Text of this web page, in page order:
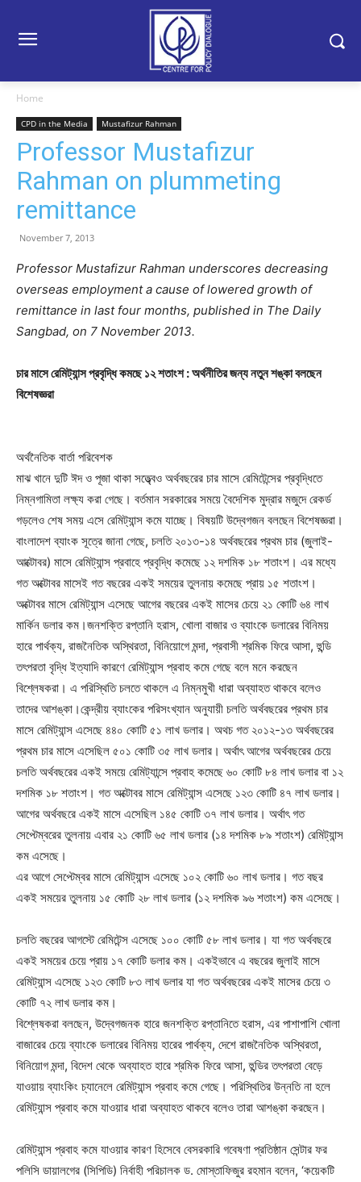
Home
CPD in the Media Mustafizur Rahman
Professor Mustafizur
Rahman on plummeting
remittance
November 7, 2013
Professor Mustafizur Rahman underscores decreasing
overseas employment a cause oflowered growth of
remittance in last four months, published in The Daily
Sangbad, on 7 November 2013.
চার মাসে রেমিট্যান্স প্রবৃদ্ধি কমছে ১২ শতাংশ : অর্থনীতির জন্য নতুন শঙ্কা বলছেন
বিশেষজ্ঞরা
অর্থনৈতিক বার্তা পরিবেশক
মাঝ খানে দুটি ঈদ ও পূজা থাকা সত্ত্ব্বেও অর্থবছরের চার মাসে রেমিটেন্সের প্রবৃদ্ধিতে
নিম্নগামিতা লক্ষ্য করা গেছে। বর্তমান সরকারের সময়ে বৈদেশিক মুদ্রার মজুদে রেকর্ড
গড়লেও শেষ সময় এসে রেমিট্যান্স কমে যাচ্ছে। বিষয়টি উদ্বেগজন বলছেন বিশেষজ্ঞরা।
বাংলাদেশ ব্যাংক সূত্রে জানা গেছে, চলতি ২০১৩-১৪ অর্থবছরের প্রথম চার (জুলাই-
আক্টোবর) মাসে রেমিট্যান্স প্রবাহে প্রবৃদ্ধি কমেছে ১২ দশমিক ১৮ শতাংশ। এর মধ্যে
গত অক্টোবর মাসেই গত বছরের একই সময়ের তুলনায় কমেছে প্রায় ১৫ শতাংশ।
অক্টোবর মাসে রেমিট্যান্স এসেছে আগের বছরের একই মাসের চেয়ে ২১ কোটি ৬৪ লাখ
মার্কিন ডলার কম।জনশক্তি রপ্তানি হরাস, খোলা বাজার ও ব্যাংকে ডলারের বিনিময়
হারে পার্থক্য, রাজনৈতিক অস্থিরতা, বিনিয়োগে মন্দা, প্রবাসী শ্রমিক ফিরে আসা, হুন্ডি
তৎপরতা বৃদ্ধি ইত্যাদি কারণে রেমিট্যান্স প্রবাহ কমে গেছে বলে মনে করছেন
বিশ্লেষকরা। এ পরিস্থিতি চলতে থাকলে এ নিম্নমুখী ধারা অব্যাহত থাকবে বলেও
তাদের আশঙ্কা।কেন্দ্রীয় ব্যাংকের পরিসংখ্যান অনুযায়ী চলতি অর্থবছরের প্রথম চার
মাসে রেমিট্যান্স এসেছে ৪৪০ কোটি ৫১ লাখ ডলার। অথচ গত ২০১২-১৩ অর্থবছরের
প্রথম চার মাসে এসেছিল ৫০১ কোটি ৩৫ লাখ ডলার। অর্থাৎ আগের অর্থবছরের চেয়ে
চলতি অর্থবছরের একই সময়ে রেমিট্যান্সে প্রবাহ কমেছে ৬০ কোটি ৮৪ লাখ ডলার বা ১২
দশমিক ১৮ শতাংশ। গত অক্টোবর মাসে রেমিট্যান্স এসেছে ১২৩ কোটি ৪৭ লাখ ডলার।
আগের অর্থবছরে একই মাসে এসেছিল ১৪৫ কোটি ৩৭ লাখ ডলার। অর্থাৎ গত
সেপ্টেম্বরের তুলনায় এবার ২১ কোটি ৬৫ লাখ ডলার (১৪ দশমিক ৮৯ শতাংশ) রেমিট্যান্স
কম এসেছে।
এর আগে সেপ্টেম্বর মাসে রেমিট্যান্স এসেছে ১০২ কোটি ৬০ লাখ ডলার। গত বছর
একই সময়ের তুলনায় ১৫ কোটি ২৮ লাখ ডলার (১২ দশমিক ৯৬ শতাংশ) কম এসেছে।
চলতি বছরের আগস্টে রেমিটেন্স এসেছে ১০০ কোটি ৫৮ লাখ ডলার। যা গত অর্থবছরে
একই সময়ের চেয়ে প্রায় ১৭ কোটি ডলার কম। একইভাবে এ বছরের জুলাই মাসে
রেমিট্যান্স এসেছে ১২৩ কোটি ৮৩ লাখ ডলার যা গত অর্থবছরের একই মাসের চেয়ে ৩
কোটি ৭২ লাখ ডলার কম।
বিশ্লেষকরা বলছেন, উদ্বেগজনক হারে জনশক্তি রপ্তানিতে হরাস, এর পাশাপাশি খোলা
বাজারের চেয়ে ব্যাংকে ডলারের বিনিময় হারের পার্থক্য, দেশে রাজনৈতিক অস্থিরতা,
বিনিয়োগ মন্দা, বিদেশ থেকে অব্যাহত হারে শ্রমিক ফিরে আসা, হুন্ডির তৎপরতা বেড়ে
যাওয়ায় ব্যাংকিং চ্যানেলে রেমিট্যান্স প্রবাহ কমে গেছে। পরিস্থিতির উন্নতি না হলে
রেমিট্যান্স প্রবাহ কমে যাওয়ার ধারা অব্যাহত থাকবে বলেও তারা আশঙ্কা করছেন।
রেমিট্যান্স প্রবাহ কমে যাওয়ার কারণ হিসেবে বেসরকারি গবেষণা প্রতিষ্ঠান সেন্টার ফর
পলিসি ডায়ালগের (সিপিডি) নির্বাহী পরিচালক ড. মোস্তাফিজুর রহমান বলেন, ‘কয়েকটি